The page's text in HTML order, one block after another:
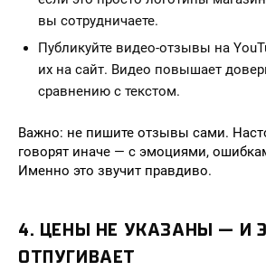
вы сотрудничаете.
Публикуйте видео-отзывы на
их на сайт. Видео повышает
сравнению с текстом.
Важно: не пишите отзывы сами.
говорят иначе — с эмоциями,
Именно это звучит правдиво.
4. ЦЕНЫ НЕ УКАЗАНЫ — И
ОТПУГИВАЕТ